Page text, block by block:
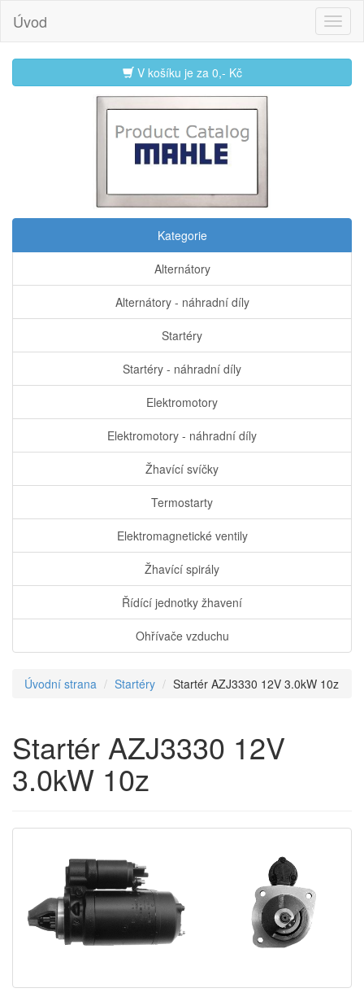
Úvod
V košíku je za 0,- Kč
Kategorie
Alternátory
Alternátory - náhradní díly
Startéry
Startéry - náhradní díly
Elektromotory
Elektromotory - náhradní díly
Žhavící svíčky
Termostarty
Elektromagnetické ventily
Žhavící spirály
Řídící jednotky žhavení
Ohřívače vzduchu
Úvodní strana Startéry Startér AZJ3330 12V 3.0kW 10z
Startér AZJ3330 12V
3.0kW 10z